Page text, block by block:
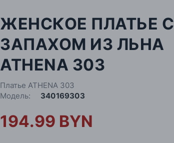
ЖЕНСКОЕ ПЛАТЬЕ С
ЗАПАХОМ ИЗ ЛЬНА
ATHENA 303
Платье ATHENA 303
Модель:
340169303
194.99 BYN